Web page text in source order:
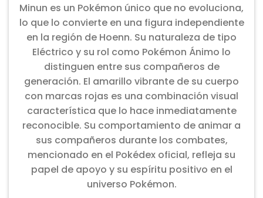
Minun es un Pokémon único que no evoluciona,
lo que lo convierte en una figura independiente
en la región de Hoenn. Su naturaleza de tipo
Eléctrico y su rol como Pokémon Ánimo lo
distinguen entre sus compañeros de
generación. El amarillo vibrante de su cuerpo
con marcas rojas es una combinación visual
característica que lo hace inmediatamente
reconocible. Su comportamiento de animar a
sus compañeros durante los combates,
mencionado en el Pokédex oficial, refleja su
papel de apoyo y su espíritu positivo en el
universo Pokémon.